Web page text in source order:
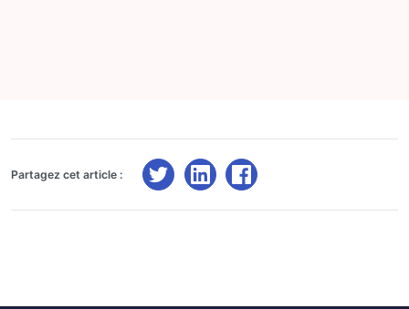
Partagez cet article :